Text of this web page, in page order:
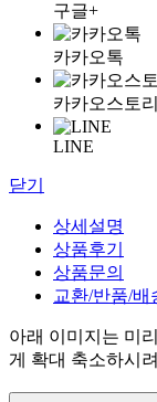
구글+
카카오톡
카카오스토리
LINE
닫기
상세설명
상품후기
상품문의
교환/반품/배
아래 이미지는 미
게 확대 축소하시